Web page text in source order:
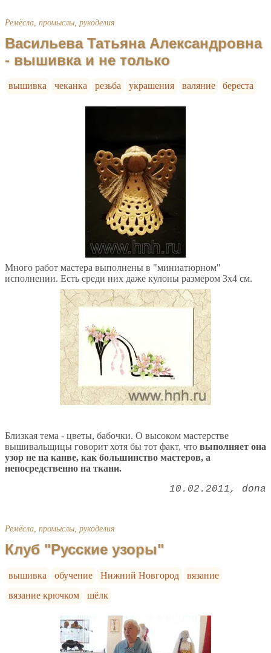
Ремёсла, промыслы, рукоделия
Васильева Татьяна Александровна
- вышивка и не только
вышивка чеканка резьба украшения валяние береста
Много работ мастера выполнены в "миниатюрном"
исполнении. Есть среди них даже кулоны размером 3х4 см.
Близкая тема - цветы, бабочки. О высоком мастерстве
вышивальщицы говорит хотя бы тот факт, что выполняет она
узор не на канве, как большинство мастеров, а
непосредственно на ткани.
10.02.2011 dona
Ремёсла, промыслы, рукоделия
Клуб "Русские узоры"
вышивка обучение Нижний Новгород
вязание
вязание крючком
шёлк